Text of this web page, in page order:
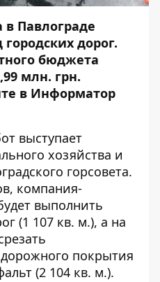
в Павлограде
дорог.
бюджета
млн. грн.
в Информатор
выступает
хозяйства и
горсовета.
компания-
выполнить
(1 107 кв. м.), а на
покрытия
(2 104 кв. м.).